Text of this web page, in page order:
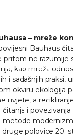
– mreže
Bauhaus
pritom ne razumije
kao mreža
i sadašnjih praksi,
okviru ekologija
uvjete, a
i povezivanja
metode
polovice 20.